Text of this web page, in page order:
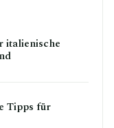
italienische
Tipps für